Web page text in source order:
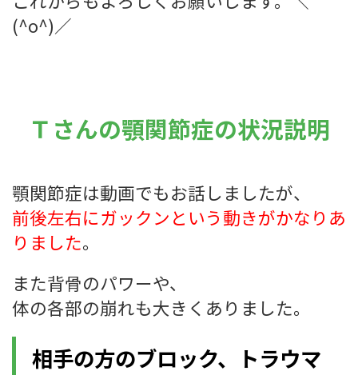
(^o^)／
Ｔさんの顎関節症の状況説明
顎関節症は動画でもお話しましたが、
前後左右にガックンという動きがかなりあ
りました。
また背骨のパワーや、
体の各部の崩れも大きくありました。
相手の方のブロック、トラウマ